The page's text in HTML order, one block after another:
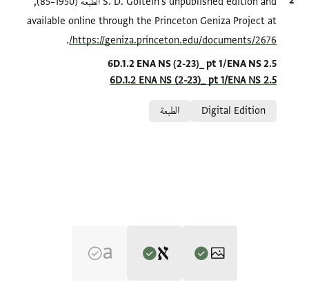
available online through the Princeton Geniza Project at
https://geniza.princeton.edu/documents/2676/
.
Location in source
6D.1.2 ENA NS (2-23)_ pt 1/ENA NS 2.5
6D.1.2 ENA NS (2-23)_ pt 1/ENA NS 2.5
Digital Edition
الطبعة